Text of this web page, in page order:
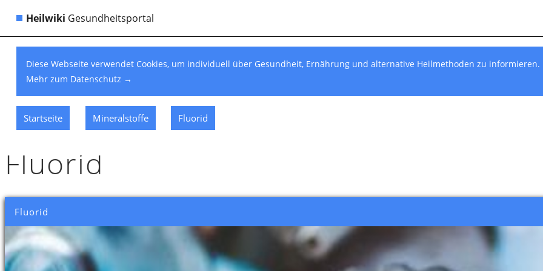
Heilwiki Gesundheitsportal
Diese Webseite verwendet Cookies, um individuell über Gesundheit, Ernährung und alternative Heilmethoden zu informieren.
Mehr zum Datenschutz →
Startseite Mineralstoffe Fluorid
Fluorid
Fluorid